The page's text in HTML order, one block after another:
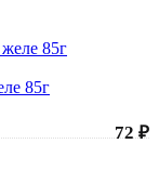
85г
72 ₽